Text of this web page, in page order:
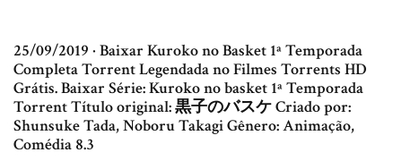
25/09/2019 · Baixar Kuroko no Basket 1ª Temporada
Completa Torrent Legendada no Filmes Torrents HD
Grátis. Baixar Série: Kuroko no basket 1ª Temporada
Torrent Título original: 黒子のバスケ Criado por:
Shunsuke Tada, Noboru Takagi Gênero: Animação,
Comédia 8.3